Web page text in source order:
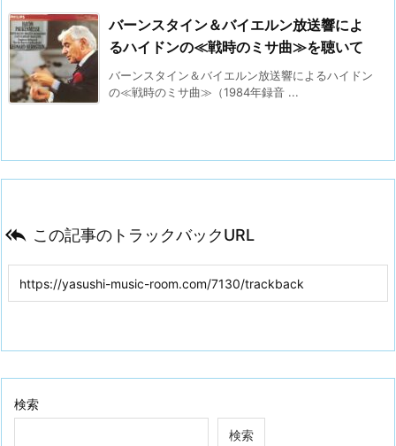
バーンスタイン＆バイエルン放送響によ
るハイドンの≪戦時のミサ曲≫を聴いて
バーンスタイン＆バイエルン放送響によるハイドン
の≪戦時のミサ曲≫（1984年録音 ...
 この記事のトラックバックURL
検索
検索